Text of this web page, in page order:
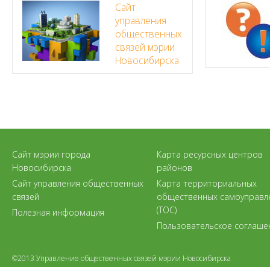
Сайт
управления
общественных
связей мэрии
Новосибирска
Сайт мэрии города
Новосибирска
Сайт управления общественных
связей
Полезная информация
Карта ресурсных центров
районов
Карта территориальных
общественных
(ТОС)
Пользовательское
©2013 Управление общественных связей мэрии Новосибирска